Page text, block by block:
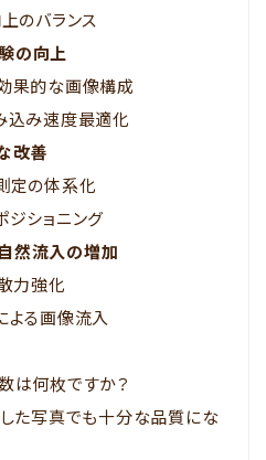
のバランス
の向上
果的な画像構成
込み速度最適化
改善
定の体系化
ショニング
然流入の増加
力強化
よる画像流入
は何枚ですか？
た写真でも十分な品質にな